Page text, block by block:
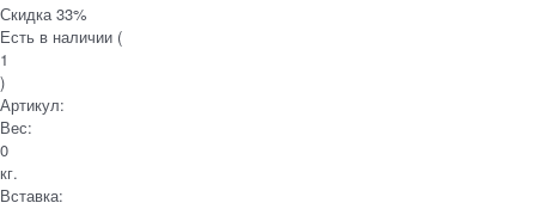
Скидка 33%
Есть в наличии (
1
)
Артикул:
Вес:
0
кг.
Вставка: